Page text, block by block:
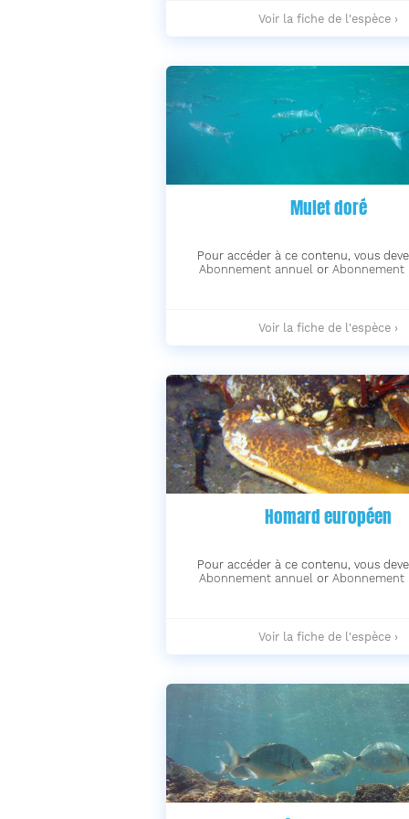
Oursin
violet
Voir la fiche de l'espèce ›
Mulet doré
Pour accéder à ce contenu, vous
Abonnement annuelor Abonnement
Mulet
doré
Voir la fiche de l'espèce ›
Homard européen
Pour accéder à ce contenu, vous
Abonnement annuel or Abonnement
Homard
européen
Voir la fiche de l'espèce ›